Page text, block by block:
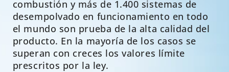
combustión y más de 1.400 sistemas de
desempolvado en funcionamiento en todo
el mundo son prueba de la alta calidad del
producto. En la mayoría de los casos se
superan con creces los valores límite
prescritos por la ley.